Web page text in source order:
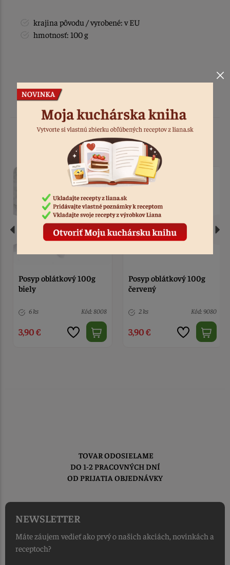
krajina pôvodu / vyrobené: v EU
hmotnosť: 100 g
Podobné produkty
Posyp oblátkový 100g
biely
6 ks Kód: 8008
3,90 €
Posyp oblátkový 100g
červený
2 ks Kód: 9080
3,90 €
TOVAR ODOSIELAME
DO 1-2 PRACOVNÝCH DNÍ
OD PRIJATIA OBJEDNÁVKY
NEWSLETTER
Máte záujem vedieť ako prvý o našich akciách, novinkách a
receptoch?